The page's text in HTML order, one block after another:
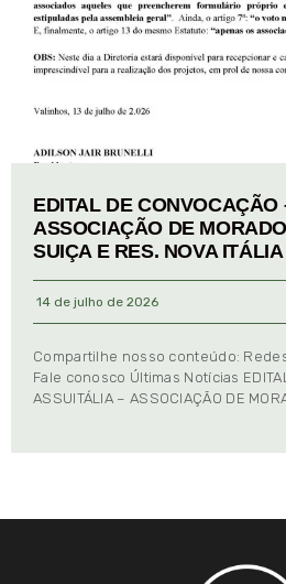
EDITAL DE CONVOCAÇÃO
ASSOCIAÇÃO DE
SUIÇA E RES. NOVA ITÁLIA
14 de julho de 2026
Compartilhe nosso conteúdo: Redes
Fale conosco Últimas Notícias
ASSUITÁLIA – ASSOCIAÇÃO DE